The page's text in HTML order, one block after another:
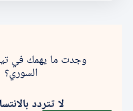
وجدت ما يهمك في
السوري؟
لا تتردد